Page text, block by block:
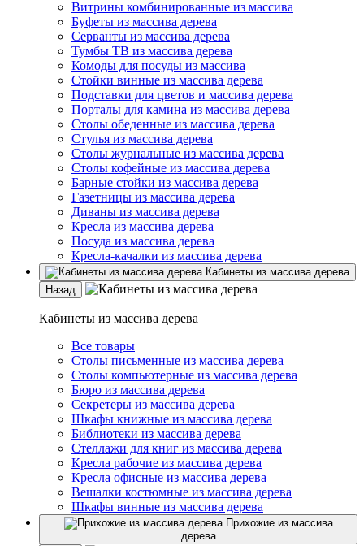
Витрины комбинированные из массива
Буфеты из массива дерева
Серванты из массива дерева
Тумбы ТВ из массива дерева
Комоды для посуды из массива
Стойки винные из массива дерева
Подставки для цветов и массива дерева
Порталы для камина из массива дерева
Столы обеденные из массива дерева
Стулья из массива дерева
Столы журнальные из массива дерева
Столы кофейные из массива дерева
Барные стойки из массива дерева
Газетницы из массива дерева
Диваны из массива дерева
Кресла из массива дерева
Посуда из массива дерева
Кресла-качалки из массива дерева
Кабинеты из массива дерева
Назад
Кабинеты из массива дерева
Все товары
Столы письменные из массива дерева
Столы компьютерные из массива дерева
Бюро из массива дерева
Секретеры из массива дерева
Шкафы книжные из массива дерева
Библиотеки из массива дерева
Стеллажи для книг из массива дерева
Кресла рабочие из массива дерева
Кресла офисные из массива дерева
Вешалки костюмные из массива дерева
Шкафы винные из массива дерева
Прихожие из массива
дерева